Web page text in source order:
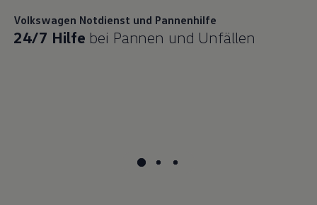
Volkswagen Notdienst und Pannenhilfe
24/7 Hilfe bei Pannen und Unfällen